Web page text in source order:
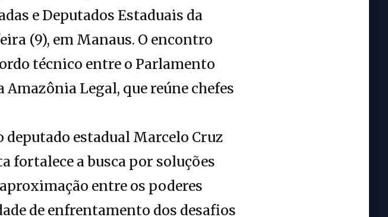
e Deputados Estaduais da
(9), em Manaus. O encontro
técnico entre o Parlamento
Legal, que reúne chefes
deputado estadual Marcelo Cruz
fortalece a busca por soluções
entre os poderes
de enfrentamento dos desafios